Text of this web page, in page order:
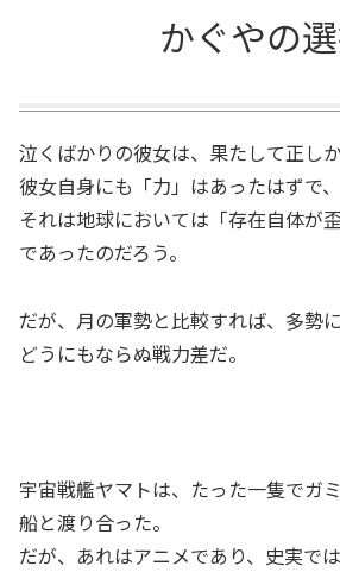
かぐやの
泣くばかりの彼女は、果たして正し
彼女自身にも「力」はあったはずで、
それは地球においては「存在自体が
であったのだろう。
だが、月の軍勢と比較すれば、多勢に
どうにもならぬ戦力差だ。
宇宙戦艦ヤマトは、たった一隻でガ
船と渡り合った。
だが、あれはアニメであり、史実で